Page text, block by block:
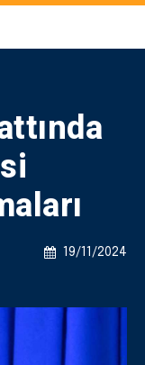
19/11/2024